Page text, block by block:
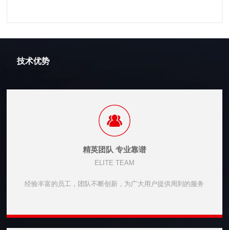
技术优势
精英团队 专业靠谱
ELITE TEAM
经验丰富的员工，团队不断创新，为广大用户提供周到的服务